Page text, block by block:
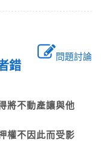
問題討論
錯
將不動產讓與他
權不因此而受影